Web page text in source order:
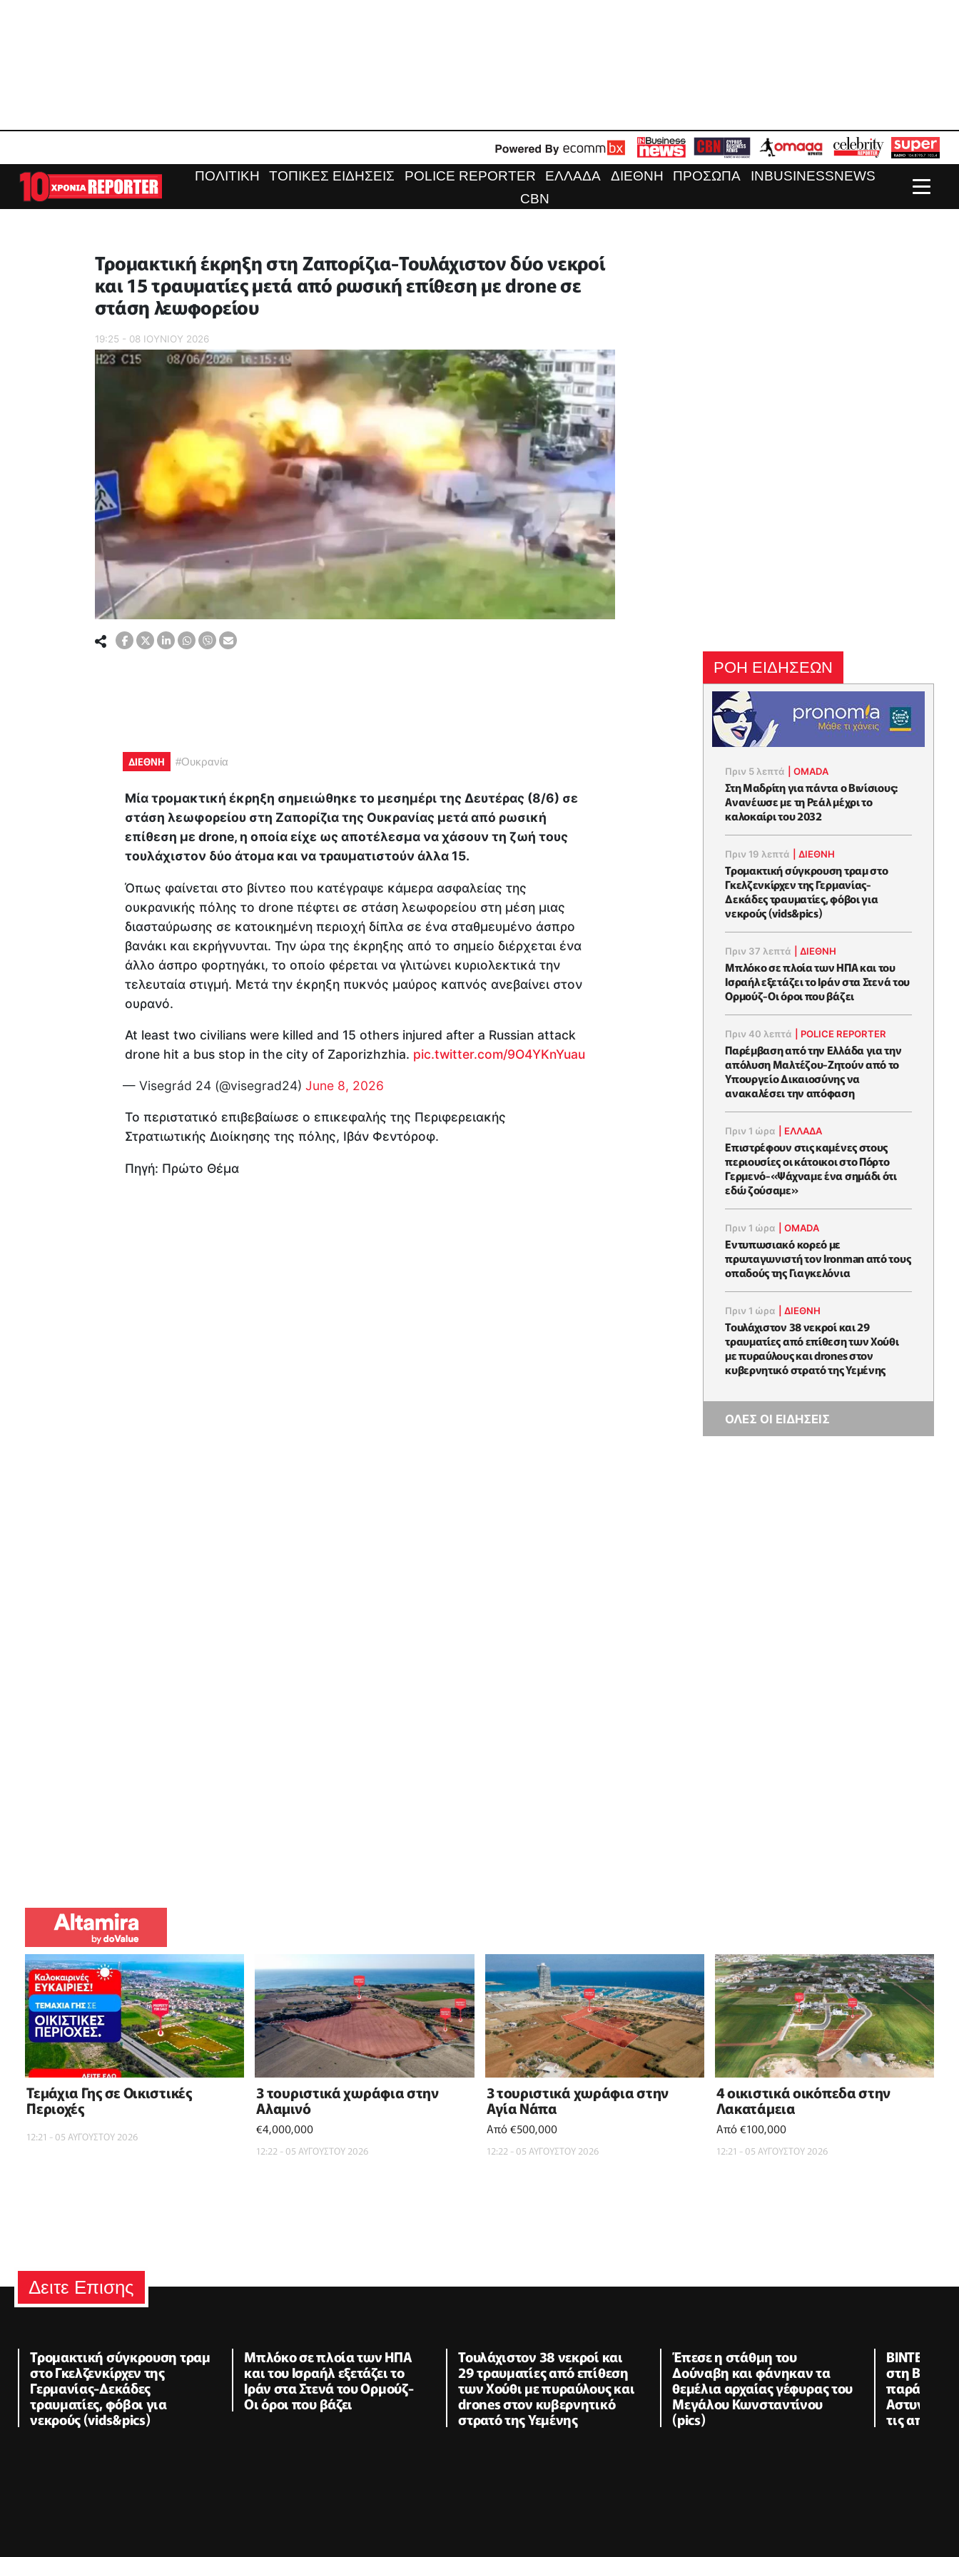
ΠΟΛΙΤΙΚΗ ΤΟΠΙΚΕΣ ΕΙΔΗΣΕΙΣ POLICE REPORTER ΕΛΛΑΔΑ ΔΙΕΘΝΗ ΠΡΟΣΩΠΑ
INBUSINESSNEWS
CBN
Τρομακτική έκρηξη στη Ζαπορίζια-Τουλάχιστον δύο νεκροί
και 15 τραυματίες μετά από ρωσική επίθεση με drone σε
στάση λεωφορείου
19:25 - 08 ΙΟΥΝΙΟΥ 2026
ΔΙΕΘΝΗ #Ουκρανία
Μία τρομακτική έκρηξη σημειώθηκε το μεσημέρι της Δευτέρας (8/6) σε
στάση λεωφορείου στη Ζαπορίζια της Ουκρανίας μετά από ρωσική
επίθεση με drone, η οποία είχε ως αποτέλεσμα να χάσουν τη ζωή τους
τουλάχιστον δύο άτομα και να τραυματιστούν άλλα 15.
Όπως φαίνεται στο βίντεο που κατέγραψε κάμερα ασφαλείας της
ουκρανικής πόλης το drone πέφτει σε στάση λεωφορείου στη μέση μιας
διασταύρωσης σε κατοικημένη περιοχή δίπλα σε ένα σταθμευμένο άσπρο
βανάκι και εκρήγνυνται. Την ώρα της έκρηξης από το σημείο διέρχεται ένα
άλλο άσπρο φορτηγάκι, το οποίο φέρεται να γλιτώνει κυριολεκτικά την
τελευταία στιγμή. Μετά την έκρηξη πυκνός μαύρος καπνός ανεβαίνει στον
ουρανό.
At least two civilians were killed and 15 others injured after a Russian attack
drone hit a bus stop in the city of Zaporizhzhia. pic.twitter.com/9O4YKnYuau
— Visegrád 24 (@visegrad24) June 8, 2026
Το περιστατικό επιβεβαίωσε ο επικεφαλής της Περιφερειακής
Στρατιωτικής Διοίκησης της πόλης, Ιβάν Φεντόροφ.
Πηγή: Πρώτο Θέμα
ΡΟΗ ΕΙΔΗΣΕΩΝ
Πριν 5 λεπτά |OMADA
Στη Μαδρίτη για πάντα ο Βινίσιους:
Ανανέωσε με τη Ρεάλ μέχρι το
καλοκαίρι του 2032
Πριν 19 λεπτά |ΔΙΕΘΝΗ
Τρομακτική σύγκρουση τραμ στο
Γκελζενκίρχεν της Γερμανίας-
Δεκάδες τραυματίες, φόβοι για
νεκρούς (vids&pics)
Πριν 37 λεπτά |ΔΙΕΘΝΗ
Μπλόκο σε πλοία των ΗΠΑ και του
Ισραήλ εξετάζει το Ιράν στα Στενά του
Ορμούζ-Οι όροι που βάζει
Πριν 40 λεπτά POLICE REPORTER
Παρέμβαση από την Ελλάδα για την
απόλυση Μαλτέζου-Ζητούν από το
Υπουργείο Δικαιοσύνης να
ανακαλέσει την απόφαση
Πριν 1 ώρα ΕΛΛΑΔΑ
Επιστρέφουν στις καμένες στους
περιουσίες οι κάτοικοι στο Πόρτο
Γερμενό-«Ψάχναμε ένα σημάδι ότι
εδώ ζούσαμε»
Πριν 1 ώρα |OMADA
Εντυπωσιακό κορεό με
πρωταγωνιστή τον Ironman από τους
οπαδούς της Γιαγκελόνια
Πριν 1 ώρα |ΔΙΕΘΝΗ
Τουλάχιστον 38 νεκροί και 29
τραυματίες από επίθεση των Χούθι
με πυραύλους και drones στον
κυβερνητικό στρατό της Υεμένης
ΟΛΕΣ ΟΙ ΕΙΔΗΣΕΙΣ
Τεμάχια Γης σε Οικιστικές
Περιοχές
12:21 - 05 ΑΥΓΟΥΣΤΟΥ 2026
3 τουριστικά χωράφια στην
Αλαμινό
€4,000,000
12:22 - 05 ΑΥΓΟΥΣΤΟΥ 2026
3 τουριστικά χωράφια στην
Αγία Νάπα
Από €500,000
12:22 - 05 ΑΥΓΟΥΣΤΟΥ 2026
4 οικιστικά οικόπεδα στην
Λακατάμεια
Από €100,000
12:21 - 05 ΑΥΓΟΥΣΤΟΥ 2026
Δειτε Επισης
Τρομακτική σύγκρουση τραμ
στο Γκελζενκίρχεν της
Γερμανίας-Δεκάδες
τραυματίες, φόβοι για
νεκρούς (vids&pics)
Μπλόκο σε πλοία των ΗΠΑ
και του Ισραήλ εξετάζει το
Ιράν στα Στενά του Ορμούζ-
Οι όροι που βάζει
Τουλάχιστον 38 νεκροί και
29 τραυματίες από επίθεση
των Χούθι με πυραύλους και
drones στον κυβερνητικό
στρατό της Υεμένης
Έπεσε η στάθμη του
Δούναβη και φάνηκαν τα
θεμέλια αρχαίας γέφυρας του
Μεγάλου Κωνσταντίνου
(pics)
ΒΙΝΤΕΟ:
στη
Αστυνομία
τις